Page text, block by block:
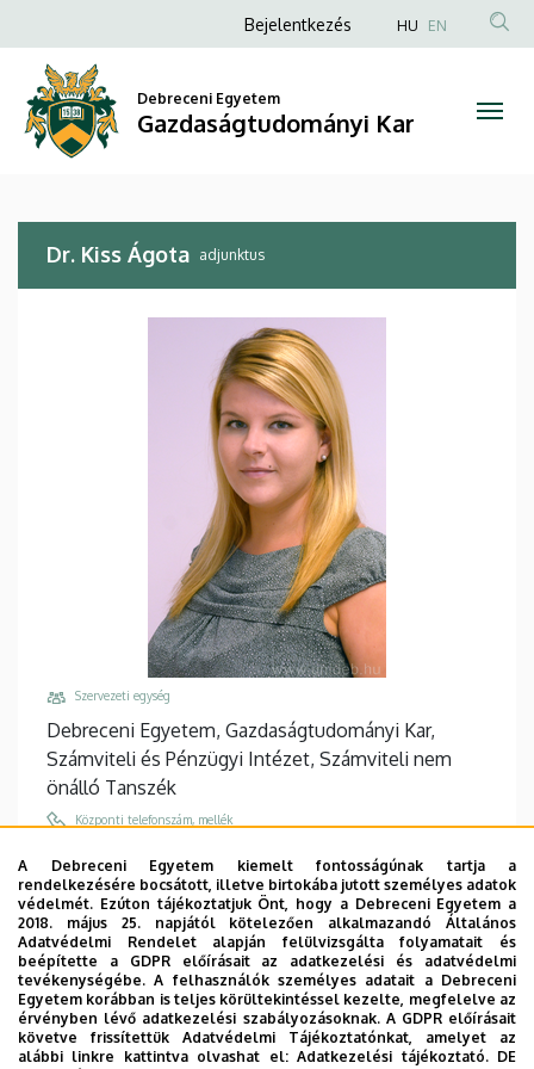
Kiss
Ágota
Gazdaságtudományi
Kar
a
tartalomra
Anonim
fiók
menüje
Bejelentkezés HU EN
Debreceni Egyetem
Gazdaságtudományi Kar
Dr. Kiss Ágota adjunktus
Szervezeti egység
Debreceni Egyetem, Gazdaságtudományi Kar,
Számviteli és Pénzügyi Intézet, Számviteli nem
önálló Tanszék
Központi telefonszám, mellék
Email
kiss.agota@econ.unideb.hu
Cím
4032 Debrecen Böszörményi út 138
Épület, emelet, ajtó
GTK Mag-Ház, 1. emelet, 116
A Debreceni Egyetem kiemelt fontosságúnak tartja a
rendelkezésére bocsátott, illetve birtokába jutott személyes adatok
védelmét. Ezúton tájékoztatjuk Önt, hogy a Debreceni Egyetem a
2018. május 25. napjától kötelezően alkalmazandó Általános
Adatvédelmi Rendelet alapján felülvizsgálta folyamatait és
beépítette a GDPR előírásait az adatkezelési és adatvédelmi
tevékenységébe. A felhasználók személyes adatait a Debreceni
Egyetem korábban is teljes körültekintéssel kezelte, megfelelve az
érvényben lévő adatkezelési szabályozásoknak. A GDPR előírásait
követve frissítettük Adatvédelmi Tájékoztatónkat, amelyet az
alábbi linkre kattintva olvashat el:Adatkezelési tájékoztató. DE